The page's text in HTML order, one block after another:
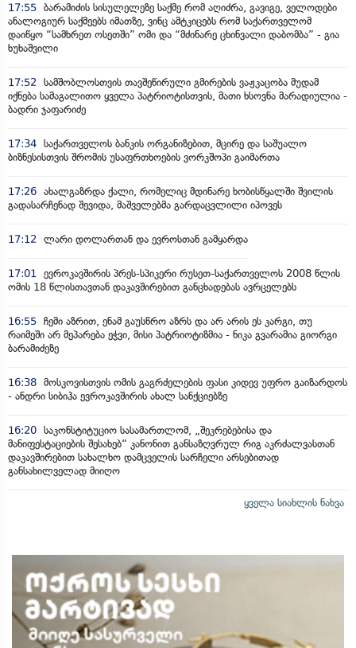
17:55 ბარამიძის სისულელეზე საქმე რომ აღიძრა, გავიგე, ველოდები
ანალოგიურ საქმეებს იმათზე, ვინც ამტკიცებს რომ საქართველომ
დაიწყო “სამხრეთ ოსეთში” ომი და “მძინარე ცხინვალი დაბომბა” - გია
ხუხაშვილი
17:52
სამშობლოსთვის თავშეწირული გმირების ვაჟკაცობა მუდამ
იქნება სამაგალითო ყველა პატრიოტისთვის, მათი ხსოვნა მარადიულია -
ბადრი ჯაფარიძე
17:34 საქართველოს ბანკის ორგანიზებით, მცირე და საშუალო
ბიზნესისთვის შრომის უსაფრთხოების ვორკშოპი გაიმართა
17:26 ახალგაზრდა ქალი, რომელიც მდინარე ხობისწყალში შვილის
გადასარჩენად შევიდა, მაშველებმა გარდაცვლილი იპოვეს
17:12 ლარი დოლართან და ევროსთან გამყარდა
17:01
ევროკავშირის პრეს-სპიკერი რუსეთ-საქართველოს 2008 წლის
ომის 18 წლისთავთან დაკავშირებით განცხადებას ავრცელებს
16:55 ჩემი აზრით, ენამ გაუსწრო აზრს და არ არის ეს კარგი, თუ
რაიმეში არ მეპარება ეჭვი, მისი პატრიოტიზმია - ნიკა გვარამია გიორგი
ბარამიძეზე
16:38 მოსკოვისთვის ომის გაგრძელების ფასი კიდევ უფრო გაიზარდოს
- ანდრი სიბიჰა ევროკავშირის ახალ სანქციებზე
16:20 საკონსტიტუციო სასამართლომ, „შეკრებებისა და
მანიფესტაციების შესახებ“ კანონით განსაზღვრულ რიგ აკრძალვასთან
დაკავშირებით სახალხო დამცველის სარჩელი არსებითად
განსახილველად მიიღო
ყველა სიახლის ნახვა